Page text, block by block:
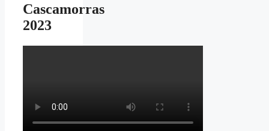
Cascamorras
2023